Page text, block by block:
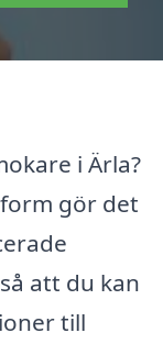
i Ärla?
gör det
att du kan
till